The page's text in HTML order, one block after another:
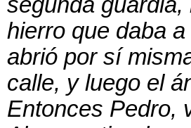
hierro que daba
abrió por sí
calle, y luego el
Entonces Pedro,